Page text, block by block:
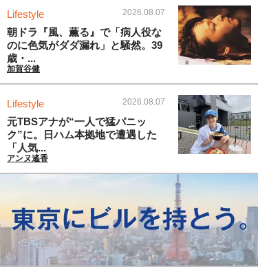
Lifestyle 2026.08.07
朝ドラ『風、薫る』で「病人役な
のに色気がダダ漏れ」と騒然。39
歳・...
加賀谷健
Lifestyle 2026.08.07
元TBSアナが“一人で猛パニッ
ク”に。日ハム本拠地で遭遇した
「人気...
アンヌ遙香